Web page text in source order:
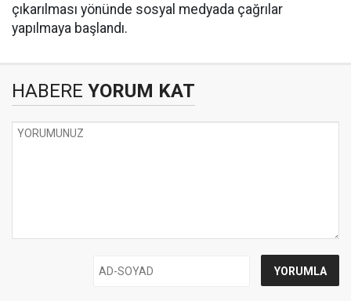
çıkarılması yönünde sosyal medyada çağrılar
yapılmaya başlandı.
HABERE YORUM KAT